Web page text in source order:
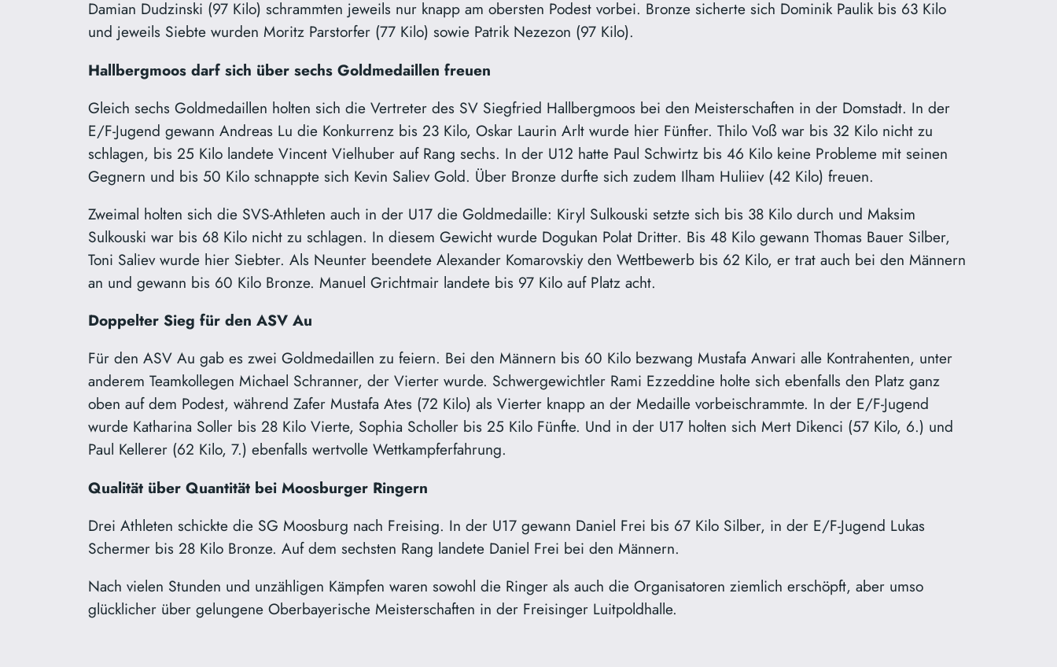
Damian Dudzinski (97 Kilo) schrammten jeweils nur knapp am obersten Podest vorbei. Bronze sicherte sich Dominik Paulik bis 63 Kilo
und jeweils Siebte wurden Moritz Parstorfer (77 Kilo) sowie Patrik Nezezon (97 Kilo).
Hallbergmoos darf sich über sechs Goldmedaillen freuen
Gleich sechs Goldmedaillen holten sich die Vertreter des SV Siegfried Hallbergmoos bei den Meisterschaften in der Domstadt. In der
E/F-Jugend gewann Andreas Lu die Konkurrenz bis 23 Kilo, Oskar Laurin Arlt wurde hier Fünfter. Thilo Voß war bis 32 Kilo nicht zu
schlagen, bis 25 Kilo landete Vincent Vielhuber auf Rang sechs. In der U12 hatte Paul Schwirtz bis 46 Kilo keine Probleme mit seinen
Gegnern und bis 50 Kilo schnappte sich Kevin Saliev Gold. Über Bronze durfte sich zudem Ilham Huliiev (42 Kilo) freuen.
Zweimal holten sich die SVS-Athleten auch in der U17 die Goldmedaille: Kiryl Sulkouski setzte sich bis 38 Kilo durch und Maksim
Sulkouski war bis 68 Kilo nicht zu schlagen. In diesem Gewicht wurde Dogukan Polat Dritter. Bis 48 Kilo gewann Thomas Bauer Silber,
Toni Saliev wurde hier Siebter. Als Neunter beendete Alexander Komarovskiy den Wettbewerb bis 62 Kilo, er trat auch bei den Männern
an und gewann bis 60 Kilo Bronze. Manuel Grichtmair landete bis 97 Kilo auf Platz acht.
Doppelter Sieg für den ASV Au
Für den ASV Au gab es zwei Goldmedaillen zu feiern. Bei den Männern bis 60 Kilo bezwang Mustafa Anwari alle Kontrahenten, unter
anderem Teamkollegen Michael Schranner, der Vierter wurde. Schwergewichtler Rami Ezzeddine holte sich ebenfalls den Platz ganz
oben auf dem Podest, während Zafer Mustafa Ates (72 Kilo) als Vierter knapp an der Medaille vorbeischrammte. In der E/F-Jugend
wurde Katharina Soller bis 28 Kilo Vierte, Sophia Scholler bis 25 Kilo Fünfte. Und in der U17 holten sich Mert Dikenci (57 Kilo, 6.) und
Paul Kellerer (62 Kilo, 7.) ebenfalls wertvolle Wettkampferfahrung.
Qualität über Quantität bei Moosburger Ringern
Drei Athleten schickte die SG Moosburg nach Freising. In der U17 gewann Daniel Frei bis 67 Kilo Silber, in der E/F-Jugend Lukas
Schermer bis 28 Kilo Bronze. Auf dem sechsten Rang landete Daniel Frei bei den Männern.
Nach vielen Stunden und unzähligen Kämpfen waren sowohl die Ringer als auch die Organisatoren ziemlich erschöpft, aber umso
glücklicher über gelungene Oberbayerische Meisterschaften in der Freisinger Luitpoldhalle.